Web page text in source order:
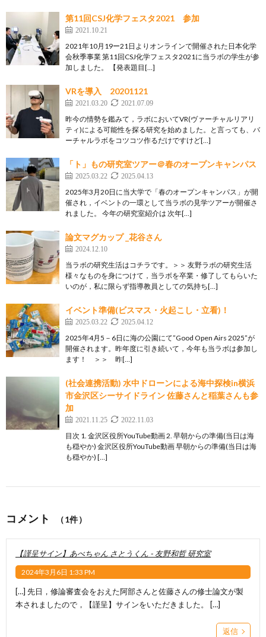
第11回CSJ化学フェスタ2021 参加
2021.10.21
2021年10月19ー21日よりオンラインで開催された日本化学
会秋季事業 第11回CSJ化学フェスタ2021に当ラボの学生が参
加しました。 【発表題目[…]
VRを導入 20201121
2021.03.20 2021.07.09
昨今の情勢を鑑みて，ラボにおいてVR(ヴァーチャルリアリ
ティ)による可能性を探る研究を始めました。と言っても、バ
ーチャルラボをコツコツ作るだけですけど[…]
「ト」もの研究室ツアー＠春のオープンキャンパス
2025.03.22 2025.04.13
2025年3月20日に当大学で「春のオープンキャンパス」が開
催され，イベントの一環として当ラボの見学ツアーが開催さ
れました。 今年の研究室紹介は 次年[…]
論文マグカップ _花谷さん
2024.12.10
当ラボの研究生活はコチラです。＞＞ 友野ラボの研究生活
様々なものを身につけて，当ラボを卒業・修了してもらいた
いのが，私に限らず指導教員としての気持ち[…]
イベント準備(ビスマス・火起こし・立看)！
2025.03.22 2025.04.12
2025年4月5－6日に海の公園にて”Good Open Airs 2025”が
開催されます。昨年度に引き続いて，今年も当ラボは参加し
ます！ ＞＞ 昨[…]
(社会連携活動) 水中ドローンによる海中探検in横浜
市金沢区シーサイドライン 佐藤さんと稲葉さんも参
加
2021.11.25 2022.11.03
目次 1. 金沢区役所YouTube動画 2. 早朝からの準備(当日は海
も穏やか) 金沢区役所YouTube動画 早朝からの準備(当日は海
も穏やか) […]
コメント （1件）
【謹呈サイン】あべちゃん さとうくん - 友野和哲 研究室
2024年3月6日 1:33 PM
[…] 先日，修論審査会をおえた阿部さんと佐藤さんの修士論文が製
本されましたので，【謹呈】サインをいただきました。 […]
返信